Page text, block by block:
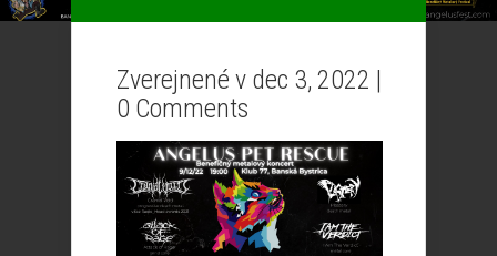
Zverejnené v dec 3, 2022 |
0 Comments